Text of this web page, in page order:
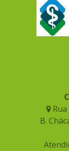
Rua
B.